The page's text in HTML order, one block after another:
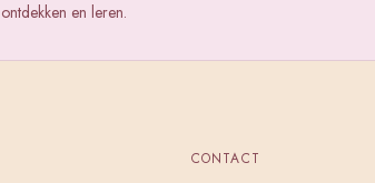
ontdekken en leren.
CONTACT